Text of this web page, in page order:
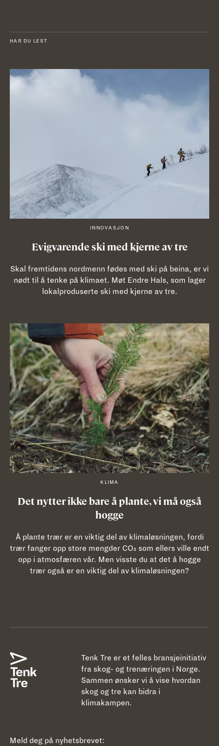
HAR DU LEST
INNOVASJON
Evigvarende ski med kjerne av tre
Skal fremtidens nordmenn fødes med ski på beina, er vi
nødt til å tenke på klimaet. Møt Endre Hals, som lager
lokalproduserte ski med kjerne av tre.
KLIMA
Det nytter ikke bare å plante, vi må også
hogge
Å plante trær er en viktig del av klimaløsningen, fordi
trær fanger opp store mengder CO₂ som ellers ville endt
opp i atmosfæren vår. Men visste du at det å hogge
trær også er en viktig del av klimaløsningen?
Tenk Tre er et felles bransjeinitiativ
fra skog- og trenæringen i Norge.
Sammen ønsker vi å vise hvordan
skog og tre kan bidra i
klimakampen.
Meld deg på nyhetsbrevet: